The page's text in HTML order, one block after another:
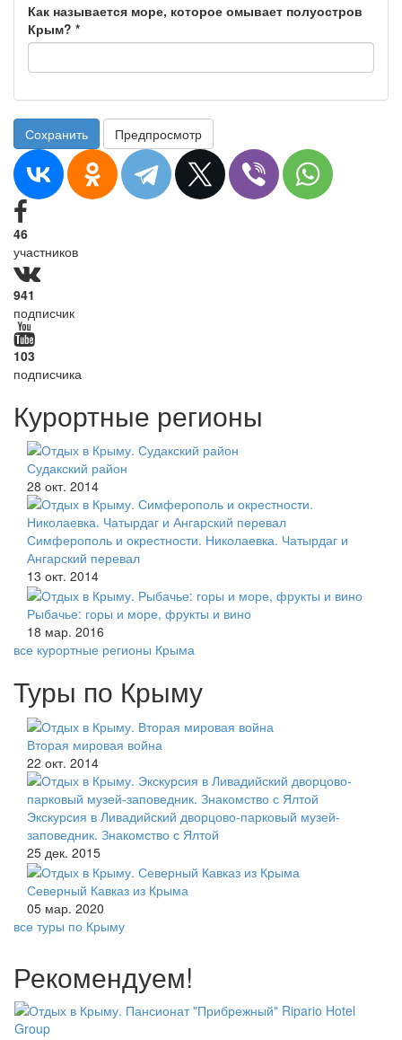
Как называется море, которое омывает полуостров
Крым? *
Сохранить Предпросмотр
46
участников
941
подписчик
103
подписчика
Курортные регионы
Судакский район
28 окт. 2014
Симферополь и окрестности. Николаевка. Чатырдаг и
Ангарский перевал
13 окт. 2014
Рыбачье: горы и море, фрукты и вино
18 мар. 2016
все курортные регионы Крыма
Туры по Крыму
Вторая мировая война
22 окт. 2014
Экскурсия в Ливадийский дворцово-парковый музей-
заповедник. Знакомство с Ялтой
25 дек. 2015
Северный Кавказ из Крыма
05 мар. 2020
все туры по Крыму
Рекомендуем!